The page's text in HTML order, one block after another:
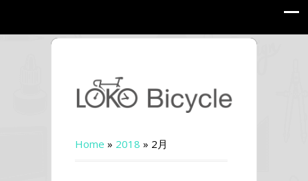
Home » 2018 » 2月